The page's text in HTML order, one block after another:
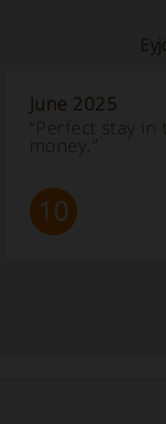
June 2025
“Perfect stay
money.”
10